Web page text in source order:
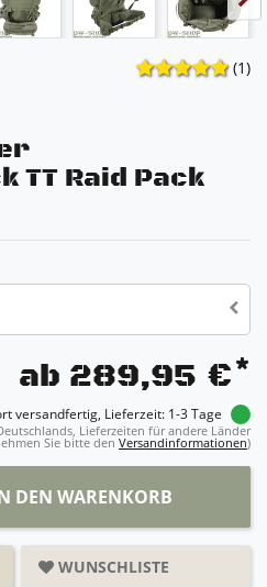
(1)
TT Raid Pack
ab 289,95 €*
versandfertig, Lieferzeit: 1-3 Tage
Lieferzeiten für andere Länder
Sie bitte den Versandinformationen)
DEN WARENKORB
WUNSCHLISTE